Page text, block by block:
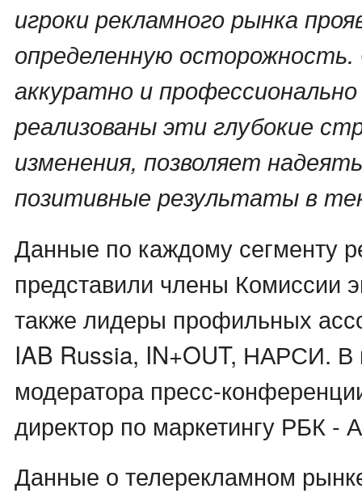
игроки рекламного рынка
определенную
аккуратно и
реализованы эти глубокие
изменения, позволяет
позитивные результаты в
Данные по каждому сегменту
представили члены Комиссии
также лидеры профильных
IAB Russia, IN+OUT, НАРСИ. В
модератора пресс-
директор по маркетингу РБК -
Данные о телерекламном